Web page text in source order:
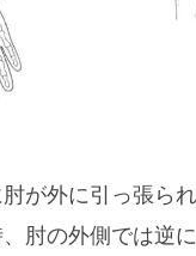
が外に引っ張ら
肘の外側では逆